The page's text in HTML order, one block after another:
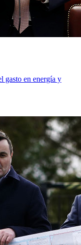
gasto en energía y